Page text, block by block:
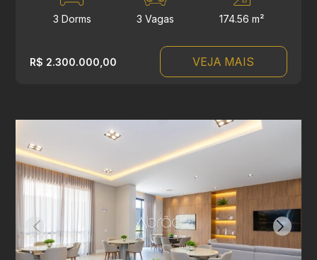
3 Dorms 3 Vagas 174.56 m²
R$ 2.300.000,00 VEJA MAIS